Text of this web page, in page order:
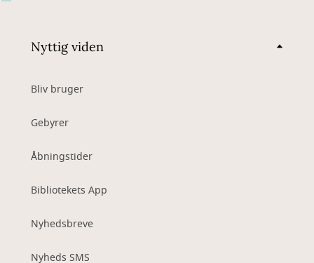
Nyttig viden
Bliv bruger
Gebyrer
Åbningstider
Bibliotekets App
Nyhedsbreve
Nyheds SMS